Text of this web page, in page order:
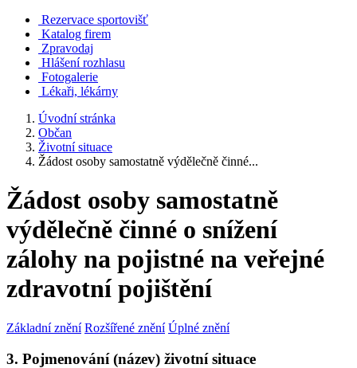
Rezervace sportovišť
Katalog firem
Zpravodaj
Hlášení rozhlasu
Fotogalerie
Lékaři, lékárny
Úvodní stránka
Občan
Životní situace
Žádost osoby samostatně výdělečně činné...
Žádost osoby samostatně
výdělečně činné o snížení
zálohy na pojistné na veřejné
zdravotní pojištění
Základní znění Rozšířené znění Úplné znění
3. Pojmenování (název) životní situace